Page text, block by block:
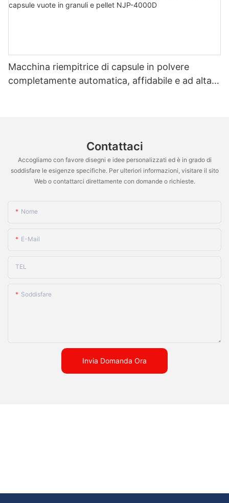
Macchina riempitrice di capsule in polvere
completamente automatica, affidabile e ad alta
Contattaci
Accogliamo con favore disegni e idee personalizzati ed è in grado di
soddisfare le esigenze specifiche. Per ulteriori informazioni, visitare il sito
Web o contattarci direttamente con domande o richieste.
Nome
E-Mail
TEL
Soddisfare
Invia Domanda Ora